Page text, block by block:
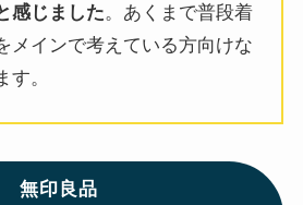
感じました。あくまで普段着
メインで考えている方向けな
す。
無印良品